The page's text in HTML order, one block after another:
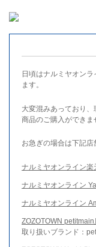
日頃はナルミヤオン
ます。
大変混みあっており
商品のご購入ができま
お急ぎの場合は下記店
ナルミヤオンライン楽
ナルミヤオンライン
ナルミヤオンライン
ZOZOTOWN petitmain
取り扱いブランド：